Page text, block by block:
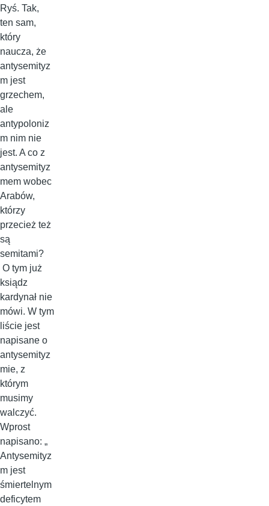
Ryś. Tak,
ten sam,
który
naucza, że
antysemityz
m jest
grzechem,
ale
antypoloniz
m nim nie
jest. A co z
antysemityz
mem wobec
Arabów,
którzy
przecież też
są
semitami?
O tym już
ksiądz
kardynał nie
mówi. W tym
liście jest
napisane o
antysemityz
mie, z
którym
musimy
walczyć.
Wprost
napisano: „
Antysemityz
m jest
śmiertelnym
deficytem